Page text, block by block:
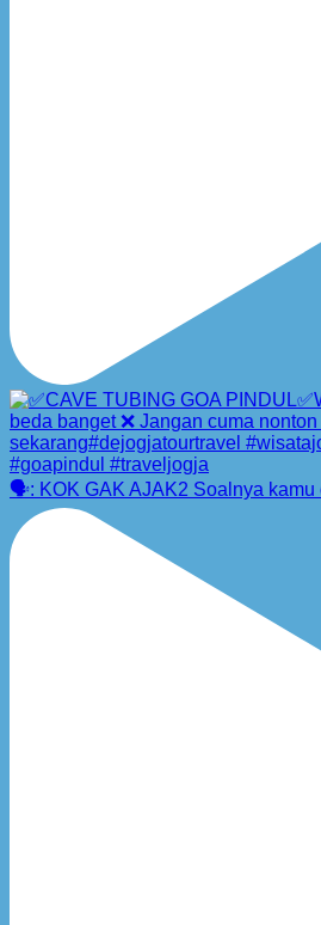
🗣️: KOK GAK AJAK2 Soalnya kamu